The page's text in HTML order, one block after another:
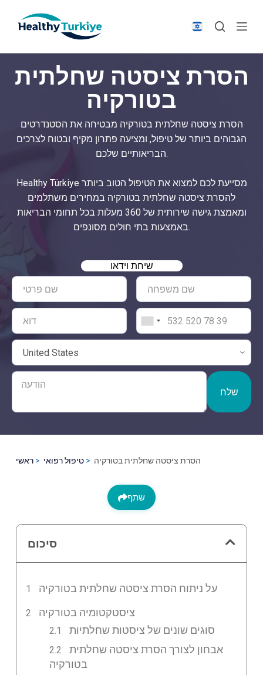
p
oהסרת ציסטה שחלתית
בטורקיה
הסרת ציסטה שחלתית בטורקיה מבטיחה את הסטנדרטים
הגבוהים ביותר של טיפול, ומציעה פתרון מקיף ובטוח לצרכים
הבריאותיים שלכם.
Healthy Türkiye מסייעת לכם למצוא את הטיפול הטוב ביותר
להסרת ציסטה שחלתית בטורקיה במחירים משתלמים
ומאמצת גישה שירותית של 360 מעלות בכל תחומי הבריאות
באמצעות בתי חולים מסונפים.
שיחת וידאו
שלח
ראשי טיפול רפואי הסרת ציסטה שחלתית בטורקיה
שתף
סיכום
על ניתוח הסרת ציסטה שחלתית בטורקיה
ציסטקטומיה בטורקיה
סוגים שונים של ציסטות שחלתיות
אבחון לצורך הסרת ציסטה שחלתית
בטורקיה